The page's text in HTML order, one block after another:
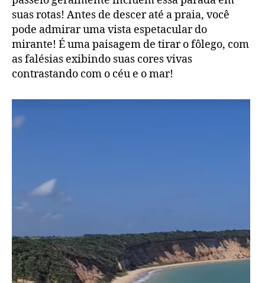
suas rotas! Antes de descer até a praia, você
pode admirar uma vista espetacular do
mirante! É uma paisagem de tirar o fôlego, com
as falésias exibindo suas cores vivas
contrastando com o céu e o mar!